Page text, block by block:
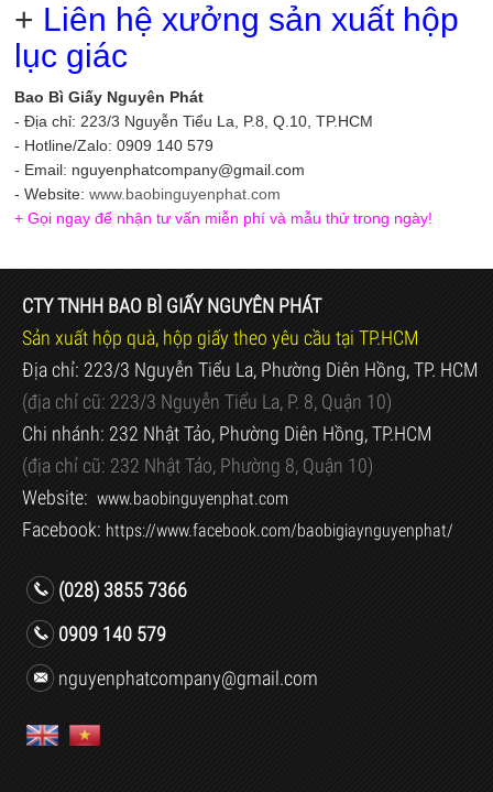
+ Liên hệ xưởng sản xuất hộp
lục giác
Bao Bì Giấy Nguyên Phát
- Địa chỉ: 223/3 Nguyễn Tiểu La, P.8, Q.10, TP.HCM
- Hotline/Zalo: 0909 140 579
- Email: nguyenphatcompany@gmail.com
- Website: www.baobinguyenphat.com
+ Gọi ngay để nhận tư vấn miễn phí và mẫu thử trong ngày!
CTY TNHH BAO BÌ GIẤY NGUYÊN PHÁT
Sản xuất hộp quà, hộp giấy theo yêu cầu tại TP.HCM
Địa chỉ: 223/3 Nguyễn Tiểu La, Phường Diên Hồng, TP. HCM
(địa chỉ cũ: 223/3 Nguyễn Tiểu La, P. 8, Quận 10)
Chi nhánh: 232 Nhật Tảo, Phường Diên Hồng, TP.HCM
(địa chỉ cũ: 232 Nhật Tảo, Phường 8, Quận 10)
Website: www.baobinguyenphat.com
Facebook: https://www.facebook.com/baobigiaynguyenphat/
(028) 3855 7366
0909 140 579
nguyenphatcompany@gmail.com